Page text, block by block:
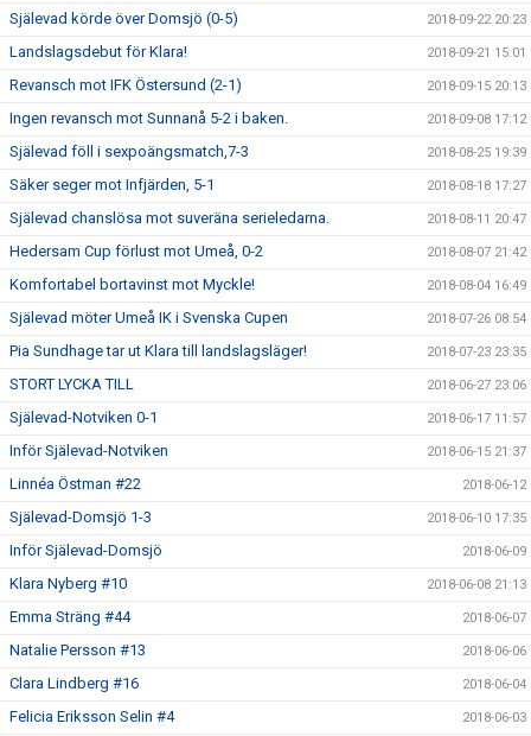
Själevad körde över Domsjö (0-5) 2018-09-22 20:23
Landslagsdebut för Klara! 2018-09-21 15:01
Revansch mot IFK Östersund (2-1) 2018-09-15 20:13
Ingen revansch mot Sunnanå 5-2 i baken. 2018-09-08 17:12
Själevad föll i sexpoängsmatch,7-3 2018-08-25 19:39
Säker seger mot Infjärden, 5-1 2018-08-18 17:27
Själevad chanslösa mot suveräna serieledarna. 2018-08-11 20:47
Hedersam Cup förlust mot Umeå, 0-2 2018-08-07 21:42
Komfortabel bortavinst mot Myckle! 2018-08-04 16:49
Själevad möter Umeå IK i Svenska Cupen 2018-07-26 08:54
Pia Sundhage tar ut Klara till landslagsläger! 2018-07-23 23:35
STORT LYCKA TILL 2018-06-27 23:06
Själevad-Notviken 0-1 2018-06-17 11:57
Inför Själevad-Notviken 2018-06-15 21:37
Linnéa Östman #22 2018-06-12
Själevad-Domsjö 1-3 2018-06-10 17:35
Inför Själevad-Domsjö 2018-06-09
Klara Nyberg #10 2018-06-08 21:13
Emma Sträng #44 2018-06-07
Natalie Persson #13 2018-06-06
Clara Lindberg #16 2018-06-04
Felicia Eriksson Selin #4 2018-06-03